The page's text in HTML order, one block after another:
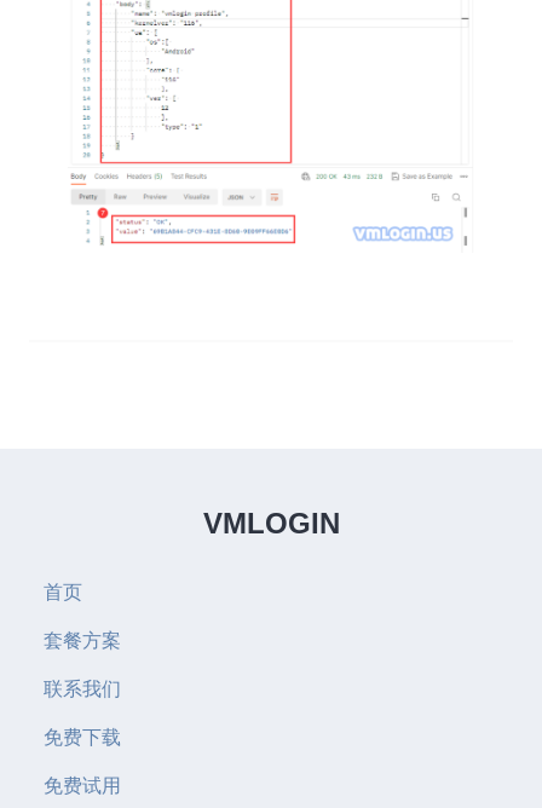
VMLOGIN
首页
套餐方案
联系我们
免费下载
免费试用